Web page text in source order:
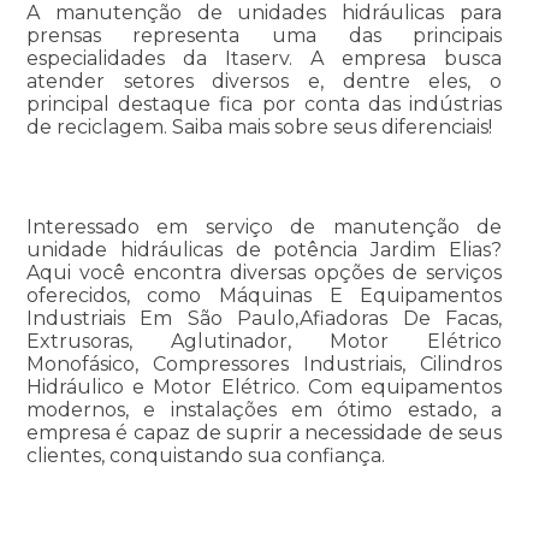
A manutenção de unidades hidráulicas para
prensas representa uma das principais
especialidades da Itaserv. A empresa busca
atender setores diversos e, dentre eles, o
principal destaque fica por conta das indústrias
de reciclagem. Saiba mais sobre seus diferenciais!
Interessado em serviço de manutenção de
unidade hidráulicas de potência Jardim Elias?
Aqui você encontra diversas opções de serviços
oferecidos, como Máquinas E Equipamentos
Industriais Em São Paulo,Afiadoras De Facas,
Extrusoras, Aglutinador, Motor Elétrico
Monofásico, Compressores Industriais, Cilindros
Hidráulico e Motor Elétrico. Com equipamentos
modernos, e instalações em ótimo estado, a
empresa é capaz de suprir a necessidade de seus
clientes, conquistando sua confiança.